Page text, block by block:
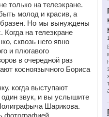
только на телеэкране.
молод и красив, а
Но мы вынуждены
Когда на телеэкране
сквозь него явно
и плюгавого
в очередной раз
косноязычного Бориса
когда выступают
звук, и вы услышите
Шарикова.
фотографией